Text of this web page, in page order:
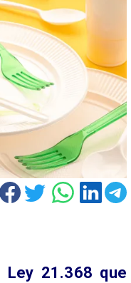
Ley 21.368 que